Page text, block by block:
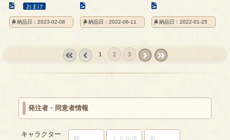
こ
の
イ
ス
ジ
おまけ
納品日：2023-02-08
の
イ
ト
ジ
納品日：2022-06-11
の
イ
ト
ジ
納品日：2022-01-25
1 2 3
発注者・同意者情報
キャラクター